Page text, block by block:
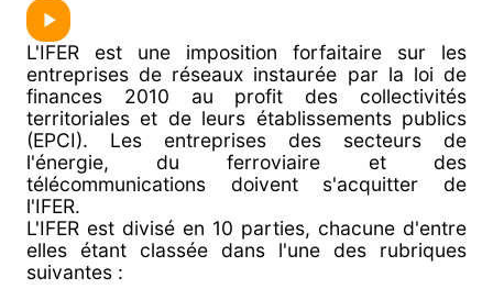
L'IFER est une imposition forfaitaire sur les
entreprises de réseaux instaurée par la loi de
finances 2010 au profit des collectivités
territoriales et de leurs établissements publics
(EPCI). Les entreprises des secteurs de
l'énergie, du ferroviaire et des
télécommunications doivent s'acquitter de
l'IFER.
L'IFER est divisé en 10 parties, chacune d'entre
elles étant classée dans l'une des rubriques
suivantes :